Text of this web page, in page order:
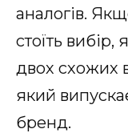
аналогів.
стоїть
двох схожих
який
бренд.